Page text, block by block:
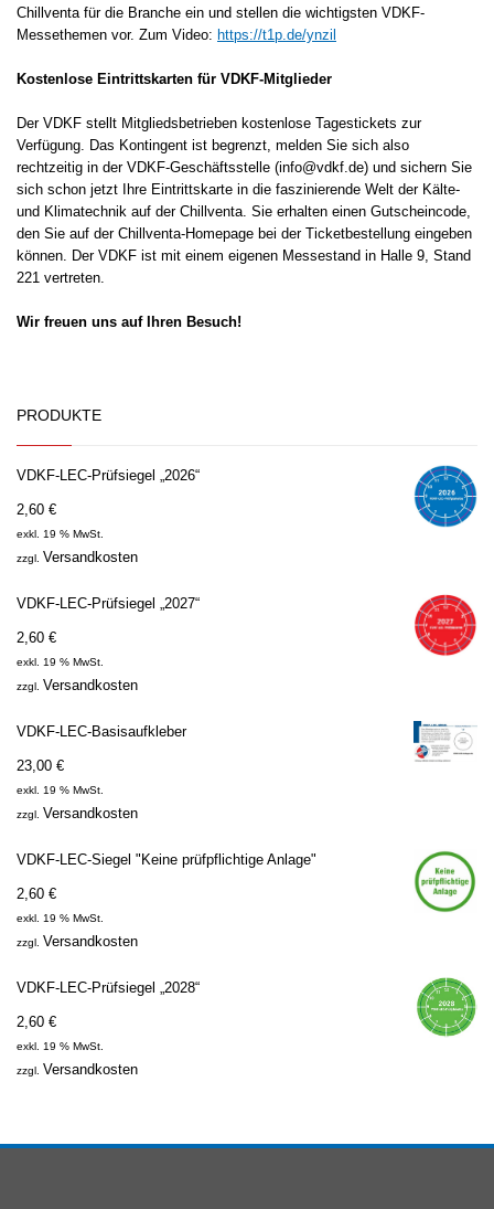
Chillventa für die Branche ein und stellen die wichtigsten VDKF-
Messethemen vor. Zum Video: https://t1p.de/ynzil
Kostenlose Eintrittskarten für VDKF-Mitglieder
Der VDKF stellt Mitgliedsbetrieben kostenlose Tagestickets zur
Verfügung. Das Kontingent ist begrenzt, melden Sie sich also
rechtzeitig in der VDKF-Geschäftsstelle (info@vdkf.de) und sichern Sie
sich schon jetzt Ihre Eintrittskarte in die faszinierende Welt der Kälte-
und Klimatechnik auf der Chillventa. Sie erhalten einen Gutscheincode,
den Sie auf der Chillventa-Homepage bei der Ticketbestellung eingeben
können. Der VDKF ist mit einem eigenen Messestand in Halle 9, Stand
221 vertreten.
Wir freuen uns auf Ihren Besuch!
PRODUKTE
VDKF-LEC-Prüfsiegel „2026“
2,60 €
exkl. 19 % MwSt.
zzgl. Versandkosten
VDKF-LEC-Prüfsiegel „2027“
2,60 €
exkl. 19 % MwSt.
zzgl. Versandkosten
VDKF-LEC-Basisaufkleber
23,00 €
exkl. 19 % MwSt.
zzgl. Versandkosten
VDKF-LEC-Siegel "Keine prüfpflichtige Anlage"
2,60 €
exkl. 19 % MwSt.
zzgl. Versandkosten
VDKF-LEC-Prüfsiegel „2028“
2,60 €
exkl. 19 % MwSt.
zzgl. Versandkosten